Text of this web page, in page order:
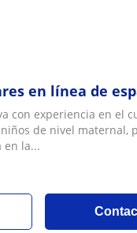
en línea de
con experiencia en el
de nivel maternal,
en la...